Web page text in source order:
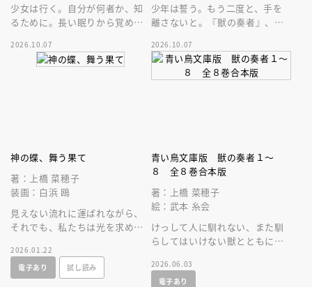
少女は行く。自分が何者か、知
るために。長い眠りから覚めた
文庫化！
2026.10.07
少年は誓う。もう二度と、手を
離さないと。『獣の奏者』、
とつながる流れの最初の一滴！
2026.10.07
神の蝶、舞う果て
著：上橋 菜穂子
装画：白浜 鴎
見えない流れに運ばれながら、
それでも、私たちは光を求めて
た上橋菜穂子作品、ついに刊
行！
2026.01.22
電子あり
試し読み
青い鳥文庫版 獣の奏者１～
８ 全８巻合本版
著：上橋 菜穂子
絵：武本 糸会
けっして人に馴れない、また馴
らしてはいけない獣とともに生
大な物語が、合本で登場。
2026.06.03
電子あり